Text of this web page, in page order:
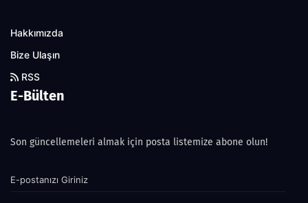
Hakkımızda
Bize Ulaşın
RSS
E-Bülten
Son güncellemeleri almak için posta listemize abone olun!